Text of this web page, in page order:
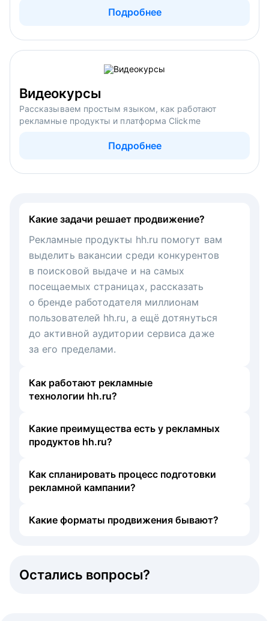
Подробнее
Видеокурсы
Рассказываем простым языком, как работают
рекламные продукты и платформа Clickme
Подробнее
Какие задачи решает продвижение?
Рекламные продукты hh.ru помогут вам
выделить вакансии среди конкурентов
в поисковой выдаче и на самых
посещаемых страницах, рассказать
о бренде работодателя миллионам
пользователей hh.ru, а ещё дотянуться
до активной аудитории сервиса даже
за его пределами.
Как работают рекламные
технологии hh.ru?
Какие преимущества есть у рекламных
продуктов hh.ru?
Как спланировать процесс подготовки
рекламной кампании?
Какие форматы продвижения бывают?
Остались вопросы?